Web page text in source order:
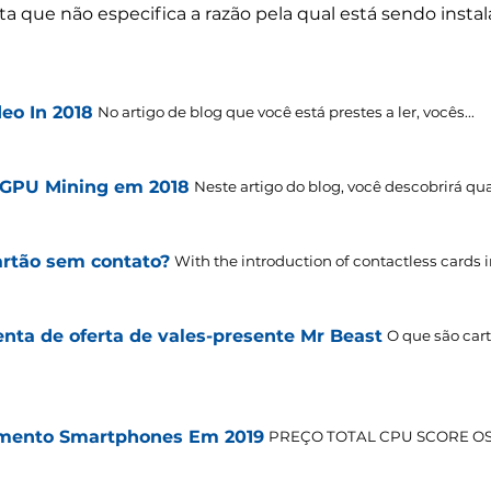
que não especifica a razão pela qual está sendo
In 2018 No artigo de blog que você está prestes a ler, vocês...
Mining em 2018 Neste artigo do blog, você descobrirá
sem contato? With the introduction of contactless cards
de oferta de vales-presente Mr Beast O que são
Smartphones Em 2019 PREÇO TOTAL CPU SCORE